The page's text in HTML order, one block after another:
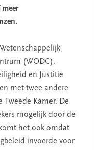
(WODC).
en Justitie
met twee andere
Kamer. De
mogelijk door de
het ook omdat
invoerde voor